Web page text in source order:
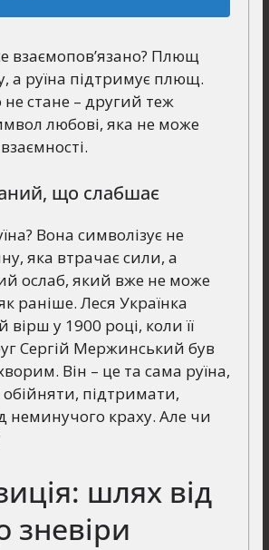
взаємопов’язано? Плющ
а руїна підтримує плющ.
стане – другий теж
любові, яка не може
що слабшає
Вона символізує не
яка втрачає сили, а
ослаб, який вже не може
раніше. Леся Українка
у 1900 році, коли її
Сергій Мержинський був
Він – це та сама руїна,
обійняти, підтримати,
неминучого краху. Але чи
шлях від
зневіри